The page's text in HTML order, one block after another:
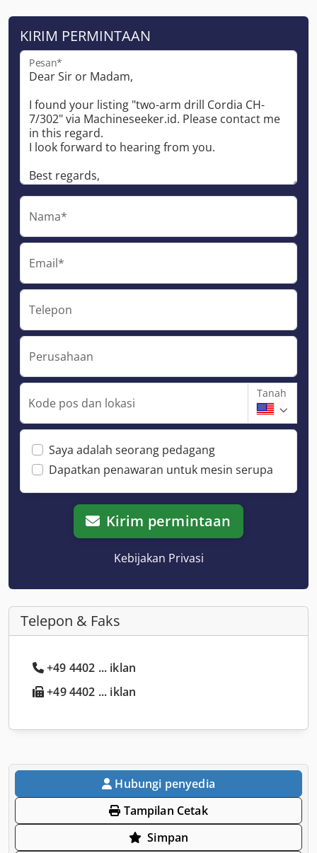
KIRIM PERMINTAAN
Pesan*
Nama*
Email*
Telepon
Perusahaan
Kode pos dan lokasi
Tanah
Saya adalah seorang pedagang
Dapatkan penawaran untuk mesin serupa
Kirim permintaan
Kebijakan Privasi
Telepon & Faks
+49 4402 ... iklan
+49 4402 ... iklan
Hubungi penyedia
Tampilan Cetak
Simpan